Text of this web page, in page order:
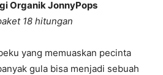
Organik JonnyPops
18 hitungan
yang memuaskan pecinta
gula bisa menjadi sebuah